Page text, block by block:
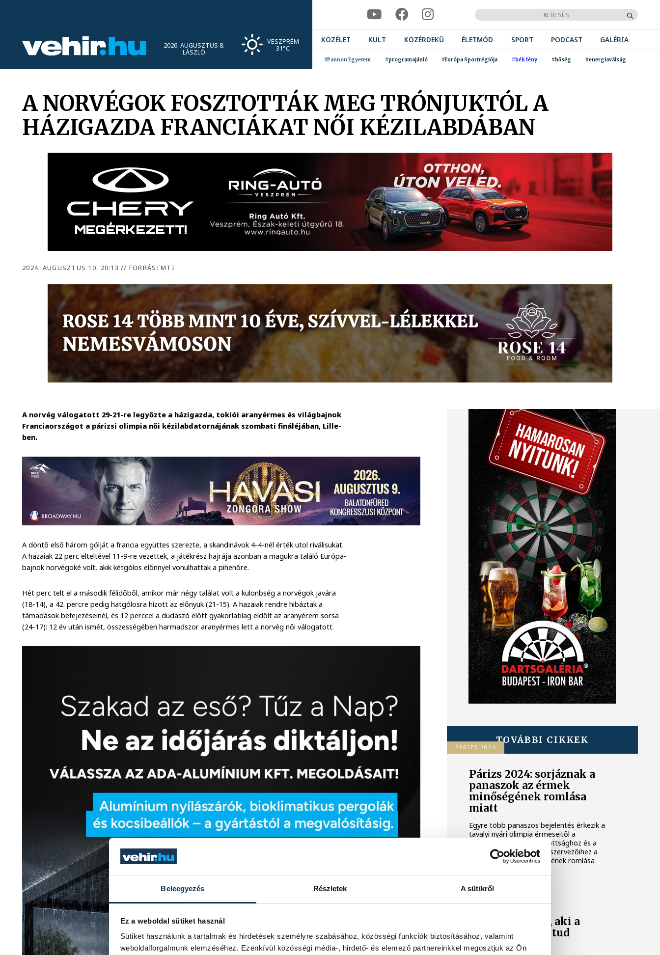
Beleegyezés Részletek A sütikről
Ez a weboldal sütiket használ
Sütiket használunk a tartalmak és hirdetések személyre szabásához, közösségi funkciók biztosításához, valamint
weboldalforgalmunk elemzéséhez. Ezenkívül közösségi média-, hirdető- és elemező partnereinkkel megosztjuk az Ön
2026. AUGUSZTUS 8.
LÁSZLÓ
VESZPRÉM
31°C
KÖZÉLET KULT KÖZÉRDEKŰ ÉLETMÓD SPORT PODCAST GALÉRIA
#Pannon Egyetem #programajánló #Európa Sportrégiója #kék fény #hőség #energiaválság
A NORVÉGOK FOSZTOTTÁK MEG TRÓNJUKTÓL A
HÁZIGAZDA FRANCIÁKAT NŐI KÉZILABDÁBAN
2024. AUGUSZTUS 10. 20:13// FORRÁS: MTI
A norvég válogatott 29-21-re legyőzte a házigazda, tokiói aranyérmes és világbajnok
Franciaországot a párizsi olimpia női kézilabdatornájának szombati fináléjában, Lille-
ben.
A döntő első három gólját a francia együttes szerezte, a skandinávok 4-4-nél érték utol riválisukat.
A hazaiak 22 perc elteltével 11-9-re vezettek, a játékrész hajrája azonban a magukra találó Európa-
bajnok norvégoké volt, akik kétgólos előnnyel vonulhattak a pihenőre.
Hét perc telt el a második félidőből, amikor már négy találat volt a különbség a norvégok javára
(18-14), a 42. percre pedig hatgólosra hízott az előnyük (21-15). A hazaiak rendre hibáztak a
támadások befejezéseinél, és 12 perccel a dudaszó előtt gyakorlatilag eldőlt az aranyérem sorsa
(24-17): 12 év után ismét, összességében harmadszor aranyérmes lett a norvég női válogatott.
TOVÁBBI CIKKEK
PÁRIZS 2024
Párizs 2024: sorjáznak a
panaszok az érmek
minőségének romlása
miatt
Egyre több panaszos bejelentés érkezik a
tavalyi nyári olimpia érmeseitől a
Nemzetközi Olimpiai Bizottsághoz és a
párizsi ötkarikás játékok szervezőihez a
kapott medálok minőségének romlása
Mindig az nyer, aki a
legnyugodtabb tud
maradni!